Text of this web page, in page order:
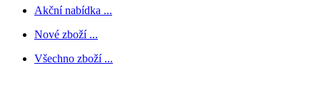
Akční nabídka ...
Nové zboží ...
Všechno zboží ...